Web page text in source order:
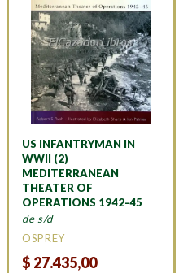
US INFANTRYMAN IN
WWII (2)
MEDITERRANEAN
THEATER OF
OPERATIONS 1942-45
de s/d
OSPREY
$ 27.435,00